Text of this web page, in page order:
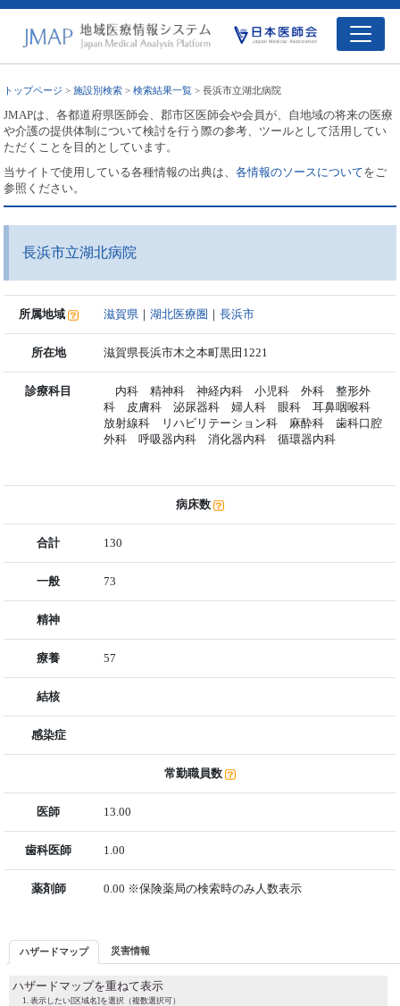
トップページ >施設別検索 >検索結果一覧 > 長浜市立湖北病院
JMAPは、各都道府県医師会、郡市区医師会や会員が、自地域の将来の医療
や介護の提供体制について検討を行う際の参考、ツールとして活用してい
ただくことを目的としています。
当サイトで使用している各種情報の出典は、各情報のソースについてをご
参照ください。
長浜市立湖北病院
所属地域 滋賀県 ｜湖北医療圏 ｜長浜市
所在地 滋賀県長浜市木之本町黒田1221
診療科目
内科 精神科 神経内科 小児科 外科 整形外
科 皮膚科 泌尿器科 婦人科 眼科 耳鼻咽喉科
放射線科 リハビリテーション科 麻酔科 歯科口腔
外科 呼吸器内科 消化器内科 循環器内科
病床数
合計 130
一般 73
精神
療養 57
結核
感染症
常勤職員数
医師 13.00
歯科医師 1.00
薬剤師 0.00 ※保険薬局の検索時のみ人数表示
ハザードマップ 災害情報
ハザードマップを重ねて表示
表示したい[区域名]を選択（複数選択可）